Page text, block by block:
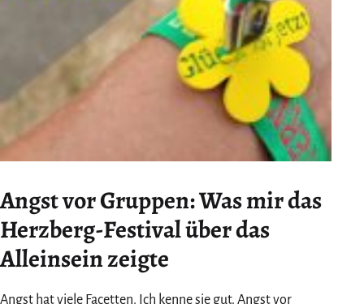
Angst vor Gruppen: Was mir das
Herzberg-Festival über das
Alleinsein zeigte
Angst hat viele Facetten. Ich kenne sie gut. Angst vor